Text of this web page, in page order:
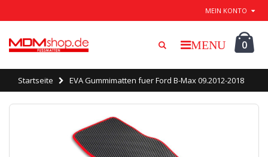
MEIN KONTO
0
Startseite EVA Gummimatten fuer Ford B-Max 09.2012-2018